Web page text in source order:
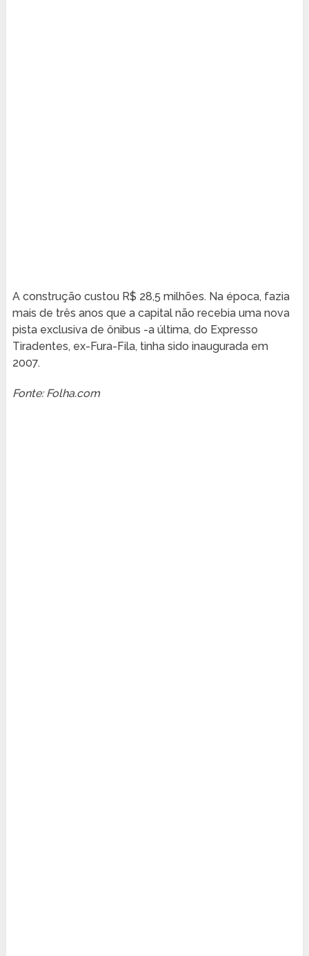
A construção custou R$ 28,5 milhões. Na época, fazia
mais de três anos que a capital não recebia uma nova
pista exclusiva de ônibus -a última, do Expresso
Tiradentes, ex-Fura-Fila, tinha sido inaugurada em
2007.
Fonte: Folha.com